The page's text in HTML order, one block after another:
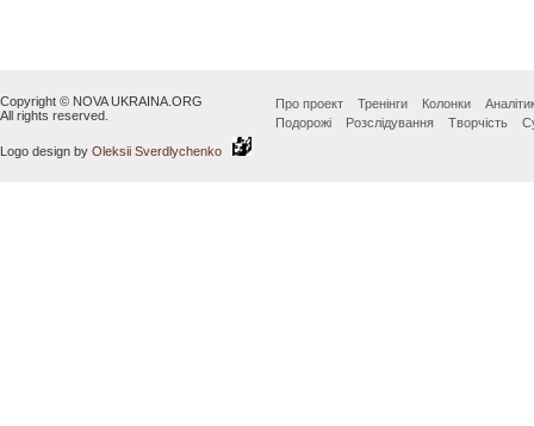
Copyright © NOVA UKRAINA.ORG
All rights reserved.
Logo design by Oleksii Sverdlychenko
Про проект Тренінги Колонки
Подорожі
Розслідування Творчість